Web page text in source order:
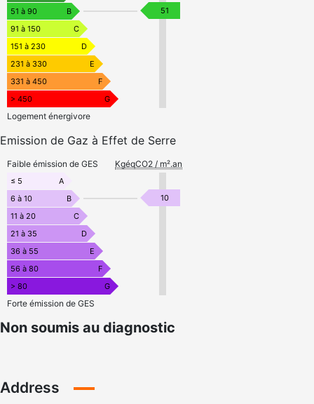
51 à 90
B
91 à 150
C
151 à 230
D
231 à 330
E
331 à 450
F
> 450
G
51
Logement énergivore
Emission de Gaz à Effet de Serre
Faible émission de GES KgéqCO2 / m².an
≤ 5
A
6 à 10
B
11 à 20
C
21 à 35
D
36 à 55
E
56 à 80
F
> 80
G
10
Forte émission de GES
Non soumis au diagnostic
Address